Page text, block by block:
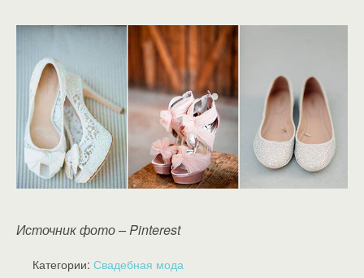
Источник фото – Pinterest
Категории: Свадебная мода